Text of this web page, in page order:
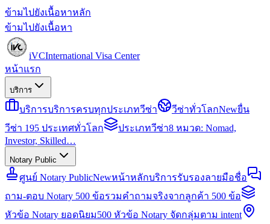
ข้ามไปยังเนื้อหาหลัก
ข้ามไปยังเนื้อหา
iVCInternational Visa Center
หน้าแรก
บริการ
บริการบริการครบทุกประเภทวีซ่า วีซ่าทั่วโลกNewยื่น
วีซ่า 195 ประเทศทั่วโลก
ประเภทวีซ่า8 หมวด: Nomad,
Investor, Skilled…
Notary Public
ศูนย์ Notary PublicNewหน้าหลักบริการรับรองลายมือชื่อ
ถาม-ตอบ Notary 500 ข้อรวมคำถามจริงจากลูกค้า 500 ข้อ
หัวข้อ Notary ยอดนิยม500 หัวข้อ Notary จัดกลุ่มตาม intent